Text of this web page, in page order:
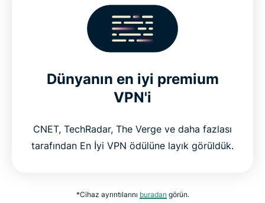
Dünyanın en iyi premium
VPN'i
CNET, TechRadar, The Verge ve daha fazlası
tarafından En İyi VPN ödülüne layık görüldük.
*Cihaz ayrıntılarını buradangörün.